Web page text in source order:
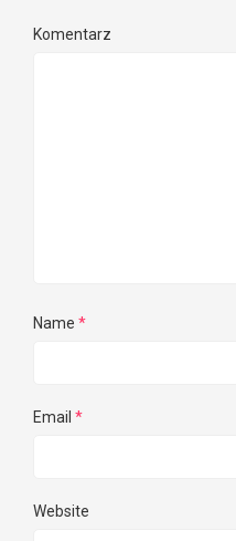
Komentarz
Name *
Email *
Website